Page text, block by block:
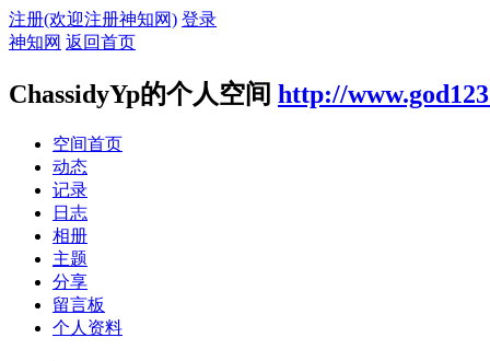
注册(欢迎注册神知网) 登录
神知网 返回首页
ChassidyYp的个人空间 http://
空间首页
动态
记录
日志
相册
主题
分享
留言板
个人资料